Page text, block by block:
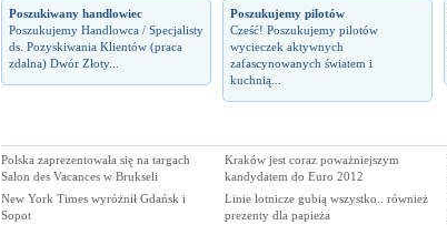
Poszukiwany handlowiec
Poszukujemy Handlowca / Specjalisty
ds. Pozyskiwania Klientów (praca
zdalna) Dwór Złoty...
Poszukujemy pilotów
Cześć! Poszukujemy pilotów
wycieczek aktywnych
zafascynowanych światem i
kuchnią...
Polska zaprezentowała się na targach
Salon des Vacances w Brukseli
New York Times wyróżnił Gdańsk i
Sopot
Kraków jest coraz poważniejszym
kandydatem do Euro 2012
Linie lotnicze gubią wszystko.. również
prezenty dla papieża